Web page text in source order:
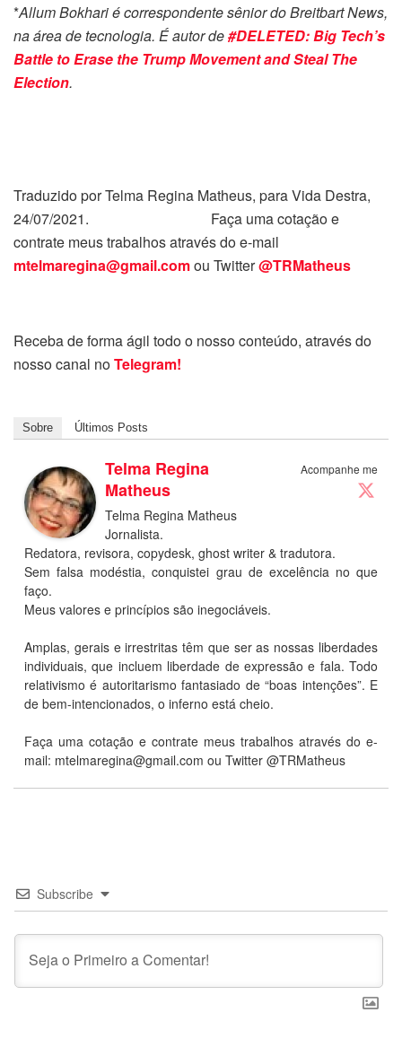
*Allum Bokhari é correspondente sênior do Breitbart News,
na área de tecnologia. É autor de#DELETED: Big Tech’s
Battle to Erase the Trump Movement and Steal The
Election.
Traduzido por Telma Regina Matheus, para Vida Destra,
24/07/2021. Faça uma cotação e
contrate meus trabalhos através do e-mail
mtelmaregina@gmail.comou Twitter@TRMatheus
Receba de forma ágil todo o nosso conteúdo, através do
nosso canal noTelegram!
Sobre Últimos Posts
Acompanhe me
Telma Regina
Matheus
Telma Regina Matheus
Jornalista.
Redatora, revisora, copydesk, ghost writer & tradutora.
Sem falsa modéstia, conquistei grau de excelência no que
faço.
Meus valores e princípios são inegociáveis.
Amplas, gerais e irrestritas têm que ser as nossas liberdades
individuais, que incluem liberdade de expressão e fala. Todo
relativismo é autoritarismo fantasiado de “boas intenções”. E
de bem-intencionados, o inferno está cheio.
Faça uma cotação e contrate meus trabalhos através do e-
mail: mtelmaregina@gmail.com ou Twitter @TRMatheus
Subscribe